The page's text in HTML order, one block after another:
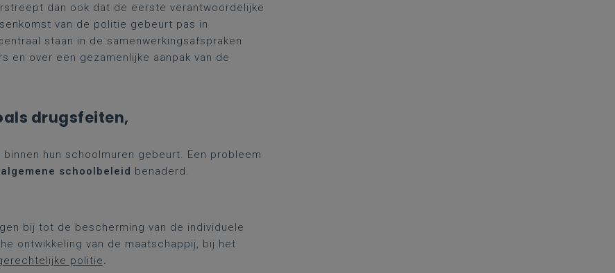
dan ook dat de eerste verantwoordelijke
van de politie gebeurt pas in
staan in de samenwerkingsafspraken
en over een gezamenlijke aanpak van de
drugsfeiten,
hun schoolmuren gebeurt. Een probleem
algemene schoolbeleid benaderd.
bij tot de bescherming van de individuele
ontwikkeling van de maatschappij, bij het
politie.